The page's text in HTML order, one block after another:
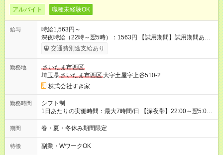
アルバイト 職種未経験OK
給与
時給1,563円～
深夜時給（22時～翌5時）：1563円 【試用期間】試用期間あり
試用期間の長さ：1ヶ月 雇用形態、給与は本採用時と同じです。
試用期間の実態は30日（※条件変更なし）ですが、切り上げで
同時給）
交通費別途支給あり
勤務地
さいたま市西区
埼玉県さいたま市西区 大字土屋字上谷510-2
株式会社すき家
勤務時間
シフト制
1日あたりの実働時間：最大7時間/日 【深夜帯】22:00～翌5:00
週2日～・1日2h～OK◎ ※22:00から翌5:00までは18歳以上の方
のみ勤務可能です（18歳未満の深夜業務禁止のため） ★深夜で
す。 必ず、2名以上での勤務を行いますので、安心して働けま
す。
期間 春・夏・冬休み期間限定
特徴 副業・WワークOK